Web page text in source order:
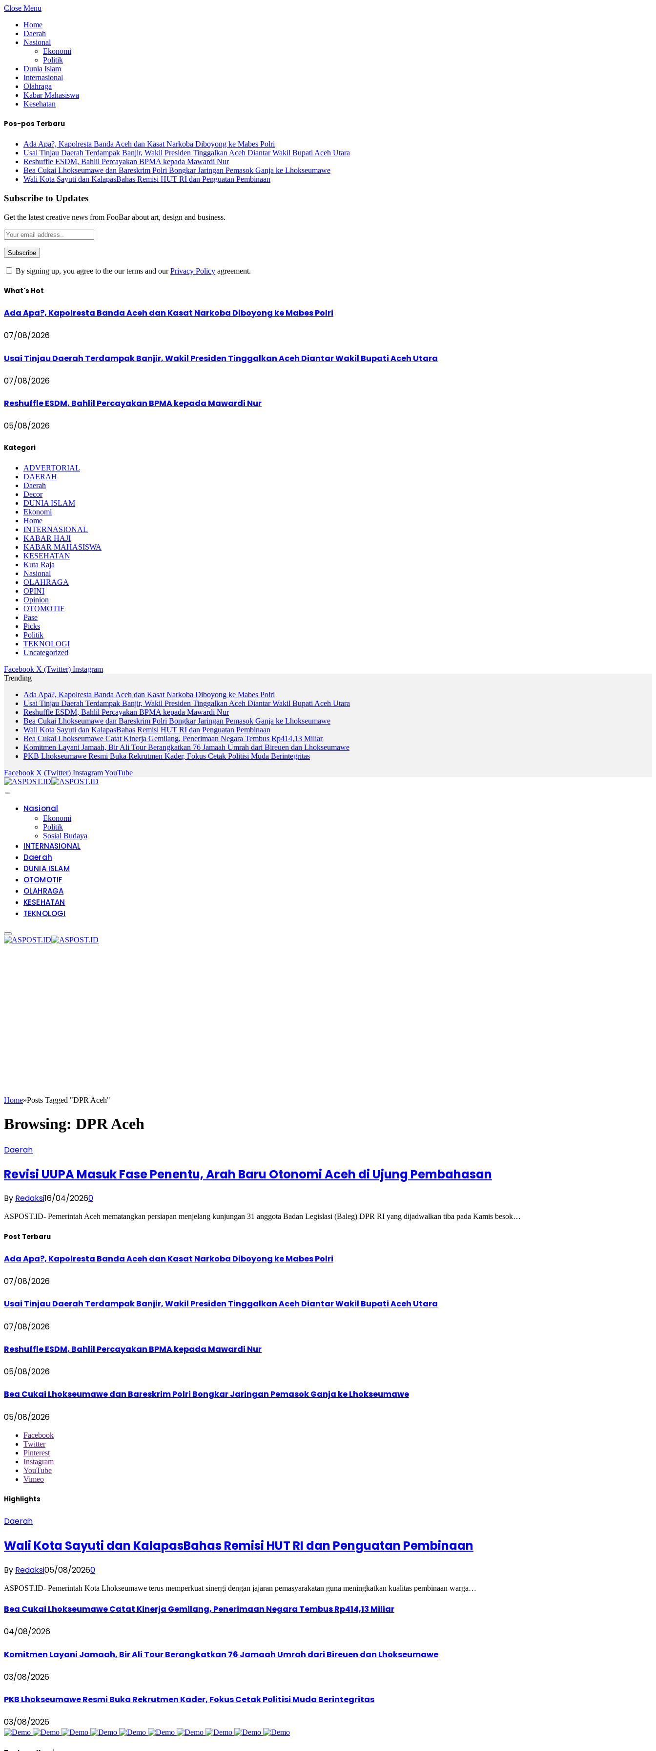
Close Menu
Home
Daerah
Nasional
Ekonomi
Politik
Dunia Islam
Internasional
Olahraga
Kabar Mahasiswa
Kesehatan
Pos-pos Terbaru
Ada Apa?, Kapolresta Banda Aceh dan Kasat Narkoba Diboyong ke Mabes Polri
Usai Tinjau Daerah Terdampak Banjir, Wakil Presiden Tinggalkan Aceh Diantar Wakil Bupati Aceh Utara
Reshuffle ESDM, Bahlil Percayakan BPMA kepada Mawardi Nur
Bea Cukai Lhokseumawe dan Bareskrim Polri Bongkar Jaringan Pemasok Ganja ke Lhokseumawe
Wali Kota Sayuti dan KalapasBahas Remisi HUT RI dan Penguatan Pembinaan
Subscribe to Updates
Get the latest creative news from FooBar about art, design and business.
By signing up, you agree to the our terms and ourPrivacy Policy agreement.
What's Hot
Ada Apa?, Kapolresta Banda Aceh dan Kasat Narkoba Diboyong ke Mabes Polri
07/08/2026
Usai Tinjau Daerah Terdampak Banjir, Wakil Presiden Tinggalkan Aceh Diantar Wakil Bupati Aceh Utara
07/08/2026
Reshuffle ESDM, Bahlil Percayakan BPMA kepada Mawardi Nur
05/08/2026
Kategori
ADVERTORIAL
DAERAH
Daerah
Decor
DUNIA ISLAM
Ekonomi
Home
INTERNASIONAL
KABAR HAJI
KABAR MAHASISWA
KESEHATAN
Kuta Raja
Nasional
OLAHRAGA
OPINI
Opinion
OTOMOTIF
Pase
Picks
Politik
TEKNOLOGI
Uncategorized
Facebook X (Twitter) Instagram
Trending
Ada Apa?, Kapolresta Banda Aceh dan Kasat Narkoba Diboyong ke Mabes Polri
Usai Tinjau Daerah Terdampak Banjir, Wakil Presiden Tinggalkan Aceh Diantar Wakil Bupati Aceh Utara
Reshuffle ESDM, Bahlil Percayakan BPMA kepada Mawardi Nur
Bea Cukai Lhokseumawe dan Bareskrim Polri Bongkar Jaringan Pemasok Ganja ke Lhokseumawe
Wali Kota Sayuti dan KalapasBahas Remisi HUT RI dan Penguatan Pembinaan
Bea Cukai Lhokseumawe Catat Kinerja Gemilang, Penerimaan Negara Tembus Rp414,13 Miliar
Komitmen Layani Jamaah, Bir Ali Tour Berangkatkan 76 Jamaah Umrah dari Bireuen dan Lhokseumawe
PKB Lhokseumawe Resmi Buka Rekrutmen Kader, Fokus Cetak Politisi Muda Berintegritas
Facebook X (Twitter) InstagramYouTube
Nasional
Ekonomi
Politik
Sosial Budaya
INTERNASIONAL
Daerah
DUNIA ISLAM
OTOMOTIF
OLAHRAGA
KESEHATAN
TEKNOLOGI
Home»Posts Tagged "DPR Aceh"
Browsing: DPR Aceh
Daerah
Revisi UUPA Masuk Fase Penentu, Arah Baru Otonomi Aceh di Ujung Pembahasan
By Redaksi16/04/20260
ASPOST.ID- Pemerintah Aceh mematangkan persiapan menjelang kunjungan 31 anggota Badan Legislasi (Baleg) DPR RI yang dijadwalkan tiba pada Kamis besok…
Post Terbaru
Ada Apa?, Kapolresta Banda Aceh dan Kasat Narkoba Diboyong ke Mabes Polri
07/08/2026
Usai Tinjau Daerah Terdampak Banjir, Wakil Presiden Tinggalkan Aceh Diantar Wakil Bupati Aceh Utara
07/08/2026
Reshuffle ESDM, Bahlil Percayakan BPMA kepada Mawardi Nur
05/08/2026
Bea Cukai Lhokseumawe dan Bareskrim Polri Bongkar Jaringan Pemasok Ganja ke Lhokseumawe
05/08/2026
Facebook
Twitter
Pinterest
Instagram
YouTube
Vimeo
Highlights
Daerah
Wali Kota Sayuti dan KalapasBahas Remisi HUT RI dan Penguatan Pembinaan
By Redaksi05/08/20260
ASPOST.ID- Pemerintah Kota Lhokseumawe terus memperkuat sinergi dengan jajaran pemasyarakatan guna meningkatkan kualitas pembinaan warga…
Bea Cukai Lhokseumawe Catat Kinerja Gemilang, Penerimaan Negara Tembus Rp414,13 Miliar
04/08/2026
Komitmen Layani Jamaah, Bir Ali Tour Berangkatkan 76 Jamaah Umrah dari Bireuen dan Lhokseumawe
03/08/2026
PKB Lhokseumawe Resmi Buka Rekrutmen Kader, Fokus Cetak Politisi Muda Berintegritas
03/08/2026